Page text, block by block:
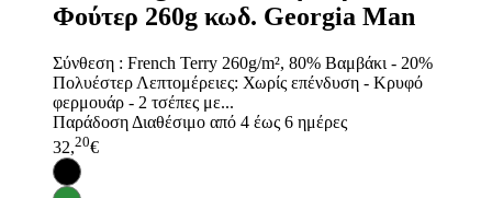
Φούτερ 260g κωδ. Georgia Man
Σύνθεση : French Terry 260g/m², 80% Βαμβάκι - 20%
Πολυέστερ Λεπτομέρειες: Χωρίς επένδυση - Κρυφό
φερμουάρ - 2 τσέπες με...
Παράδοση Διαθέσιμο από 4 έως 6 ημέρες
32,20€